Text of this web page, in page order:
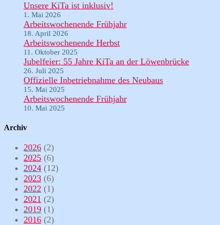
Unsere KiTa ist inklusiv!
1. Mai 2026
Arbeitswochenende Frühjahr
18. April 2026
Arbeitswochenende Herbst
11. Oktober 2025
Jubelfeier: 55 Jahre KiTa an der Löwenbrücke
26. Juli 2025
Offizielle Inbetriebnahme des Neubaus
15. Mai 2025
Arbeitswochenende Frühjahr
10. Mai 2025
Archiv
2026 (2)
2025 (6)
2024 (12)
2023 (6)
2022 (1)
2021 (2)
2019 (1)
2016 (2)